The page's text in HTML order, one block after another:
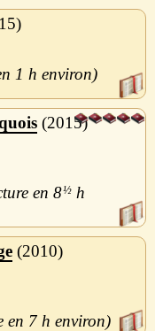
1 h
2015
8½ h
2010
7 h